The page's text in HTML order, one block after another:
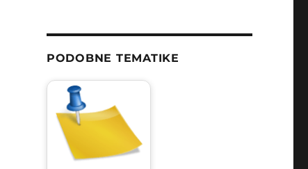
PODOBNE TEMATIKE